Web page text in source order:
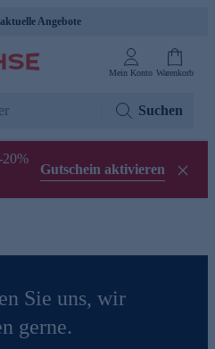
Angebote
Mein Konto Warenkorb
Suchen
Gutschein aktivieren
Sie uns, wir
gerne.